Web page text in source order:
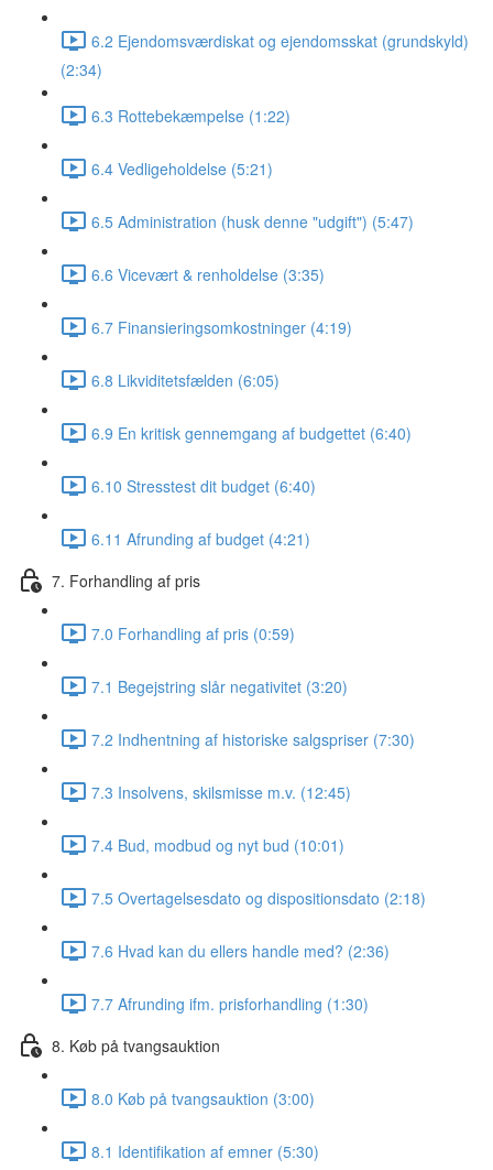
6.2 Ejendomsværdiskat og ejendomsskat (grundskyld)
(2:34)
6.3 Rottebekæmpelse (1:22)
6.4 Vedligeholdelse (5:21)
6.5 Administration (husk denne "udgift") (5:47)
6.6 Vicevært & renholdelse (3:35)
6.7 Finansieringsomkostninger (4:19)
6.8 Likviditetsfælden (6:05)
6.9 En kritisk gennemgang af budgettet (6:40)
6.10 Stresstest dit budget (6:40)
6.11 Afrunding af budget (4:21)
7. Forhandling af pris
7.0 Forhandling af pris (0:59)
7.1 Begejstring slår negativitet (3:20)
7.2 Indhentning af historiske salgspriser (7:30)
7.3 Insolvens, skilsmisse m.v. (12:45)
7.4 Bud, modbud og nyt bud (10:01)
7.5 Overtagelsesdato og dispositionsdato (2:18)
7.6 Hvad kan du ellers handle med? (2:36)
7.7 Afrunding ifm. prisforhandling (1:30)
8. Køb på tvangsauktion
8.0 Køb på tvangsauktion (3:00)
8.1 Identifikation af emner (5:30)